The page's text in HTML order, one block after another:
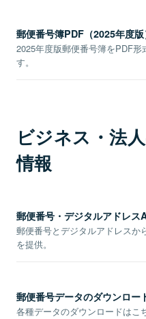
郵便番号簿PDF（2025年度版
2025年度版郵便番号簿をPDF形
す。
ビジネス・法
情報
郵便番号・デジタルアドレス
郵便番号とデジタルアドレスか
を提供。
郵便番号データのダウンロー
各種データのダウンロードはこ